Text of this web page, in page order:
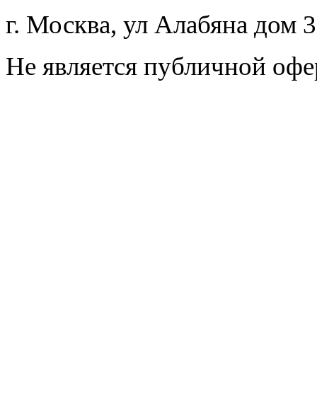
г. Москва, ул Алабяна дом
Не является публичной